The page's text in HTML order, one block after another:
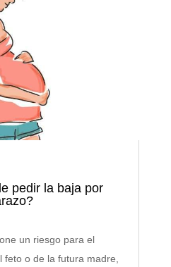
pedir la baja por
un riesgo para el
o de la futura madre,